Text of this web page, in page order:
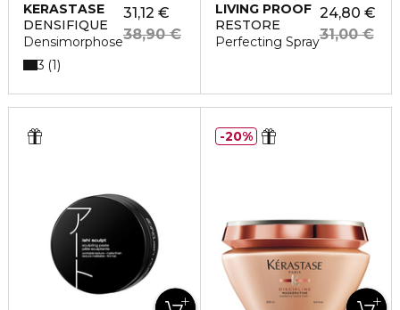
KERASTASE
DENSIFIQUE
Densimorphose
31,12 €
38,90 €
3 1
LIVING PROOF
RESTORE
Perfecting Spray
24,80 €
31,00 €
20%